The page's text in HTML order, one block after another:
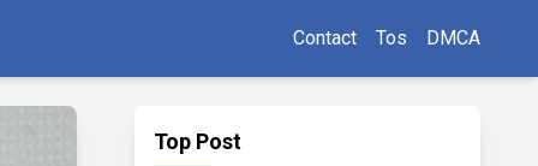
Contact Tos DMCA
Top Post